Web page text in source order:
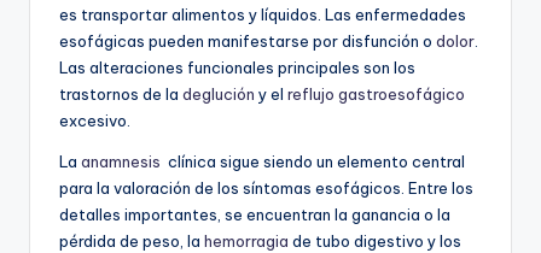
es transportar alimentos y líquidos. Las enfermedades
esofágicas pueden manifestarse por disfunción o dolor
Las alteraciones funcionales principales son los
trastornos de la deglución y el reflujo gastroesofágico
excesivo.
La anamnesis clínica sigue siendo un elemento central
para la valoración de los síntomas esofágicos. Entre los
detalles importantes, se encuentran la ganancia o la
pérdida de peso, la hemorragia de tubo digestivo y los